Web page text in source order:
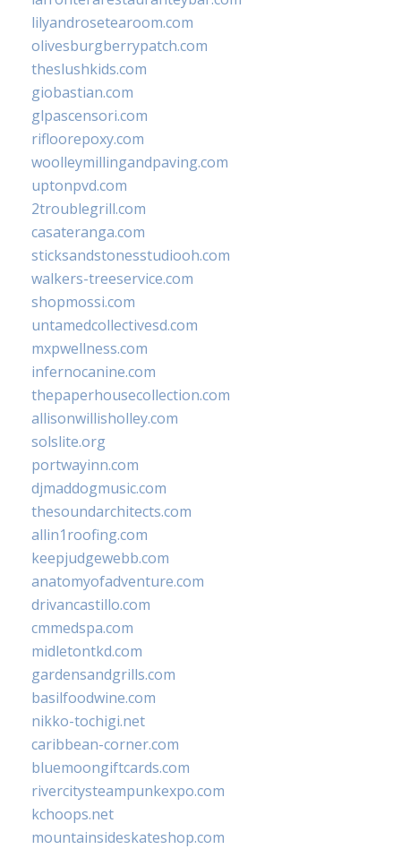
lilyandrosetearoom.com
olivesburgberrypatch.com
theslushkids.com
giobastian.com
glpascensori.com
rifloorepoxy.com
woolleymillingandpaving.com
uptonpvd.com
2troublegrill.com
casateranga.com
sticksandstonesstudiooh.com
walkers-treeservice.com
shopmossi.com
untamedcollectivesd.com
mxpwellness.com
infernocanine.com
thepaperhousecollection.com
allisonwillisholley.com
solslite.org
portwayinn.com
djmaddogmusic.com
thesoundarchitects.com
allin1roofing.com
keepjudgewebb.com
anatomyofadventure.com
drivancastillo.com
cmmedspa.com
midletontkd.com
gardensandgrills.com
basilfoodwine.com
nikko-tochigi.net
caribbean-corner.com
bluemoongiftcards.com
rivercitysteampunkexpo.com
kchoops.net
mountainsideskateshop.com